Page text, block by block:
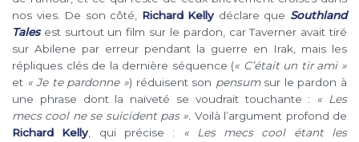
nos vies. De son côté, Richard Kellydéclare que Southland
Talesest surtout un film sur le pardon, car Taverner avait tiré
sur Abilene par erreur pendant la guerre en Irak, mais les
répliques clés de la dernière séquence (« C’était un tir ami»
et « Je te pardonne ») réduisent son pensum sur le pardon à
une phrase dont la naïveté se voudrait touchante : « Les
mecs cool ne se suicident pas ». Voilà l’argument profond de
Richard Kelly, qui précise : « Les mecs cool étant les